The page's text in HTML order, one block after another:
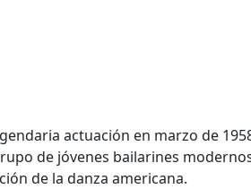
actuación en marzo de
de jóvenes bailarines
de la danza americana.